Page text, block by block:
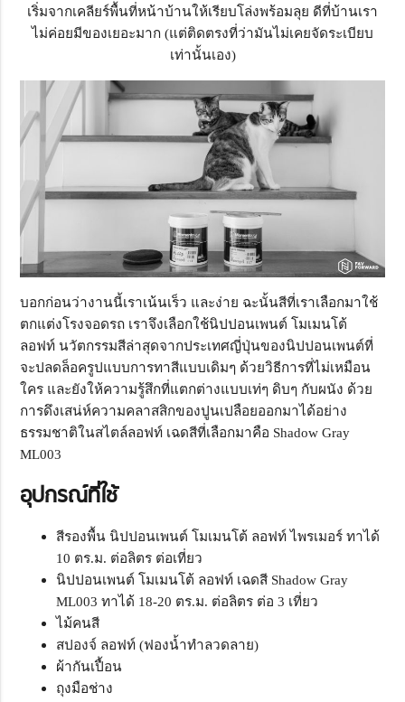
เริ่มจากเคลียร์พื้นที่หน้าบ้านให้เรียบโล่งพร้อมลุย ดีที่บ้านเรา
ไม่ค่อยมีของเยอะมาก (แต่ติดตรงที่ว่ามันไม่เคยจัดระเบียบ
เท่านั้นเอง)
บอกก่อนว่างานนี้เราเน้นเร็ว และง่าย ฉะนั้นสีที่เราเลือกมาใช้
ตกแต่งโรงจอดรถ เราจึงเลือกใช้นิปปอนเพนต์ โมเมนโต้
ลอฟท์ นวัตกรรมสีล่าสุดจากประเทศญี่ปุ่นของนิปปอนเพนต์ที่
จะปลดล็อครูปแบบการทาสีแบบเดิมๆ ด้วยวิธีการที่ไม่เหมือน
ใคร และยังให้ความรู้สึกที่แตกต่างแบบเท่ๆ ดิบๆ กับผนัง ด้วย
การดึงเสน่ห์ความคลาสสิกของปูนเปลือยออกมาได้อย่าง
ธรรมชาติในสไตล์ลอฟท์ เฉดสีที่เลือกมาคือ Shadow Gray
ML003
อุปกรณ์ที่ใช้
สีรองพื้น นิปปอนเพนต์ โมเมนโต้ ลอฟท์ ไพรเมอร์ ทาได้
10 ตร.ม. ต่อลิตร ต่อเที่ยว
นิปปอนเพนต์ โมเมนโต้ ลอฟท์ เฉดสี Shadow Gray
ML003 ทาได้ 18-20 ตร.ม. ต่อลิตร ต่อ 3 เที่ยว
ไม้คนสี
สปองจ์ ลอฟท์ (ฟองน้ำทำลวดลาย)
ผ้ากันเปื้อน
ถุงมือช่าง